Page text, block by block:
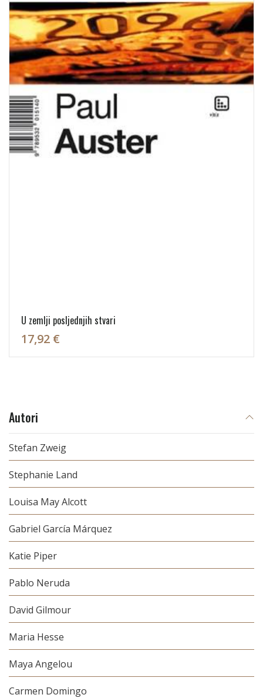
U zemlji posljednjih stvari
17,92 €
Autori
Stefan Zweig
Stephanie Land
Louisa May Alcott
Gabriel García Márquez
Katie Piper
Pablo Neruda
David Gilmour
Maria Hesse
Maya Angelou
Carmen Domingo